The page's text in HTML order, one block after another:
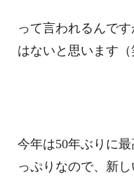
って言われるんで
はないと思います（
今年は50年ぶりに
っぷりなので、新